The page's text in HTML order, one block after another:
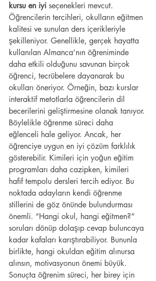
kursu en iyi seçenekleri mevcut.
Öğrencilerin tercihleri, okulların eğitmen
kalitesi ve sunulan ders içerikleriyle
şekilleniyor. Genellikle, gerçek hayatta
kullanılan Almanca’nın öğreniminde
daha etkili olduğunu savunan birçok
öğrenci, tecrübelere dayanarak bu
okulları öneriyor. Örneğin, bazı kurslar
interaktif metotlarla öğrencilerin dil
becerilerini geliştirmesine olanak tanıyor.
Böylelikle öğrenme süreci daha
eğlenceli hale geliyor. Ancak, her
öğrenciye uygun en iyi çözüm farklılık
gösterebilir. Kimileri için yoğun eğitim
programları daha cazipken, kimileri
hafif tempolu dersleri tercih ediyor. Bu
noktada adayların kendi öğrenme
stillerini de göz önünde bulundurması
önemli. “Hangi okul, hangi eğitmen?”
soruları dönüp dolaşıp cevap buluncaya
kadar kafaları karıştırabiliyor. Bununla
birlikte, hangi okuldan eğitim alınursa
alınsın, motivasyonun önemi büyük.
Sonuçta öğrenim süreci, her birey için